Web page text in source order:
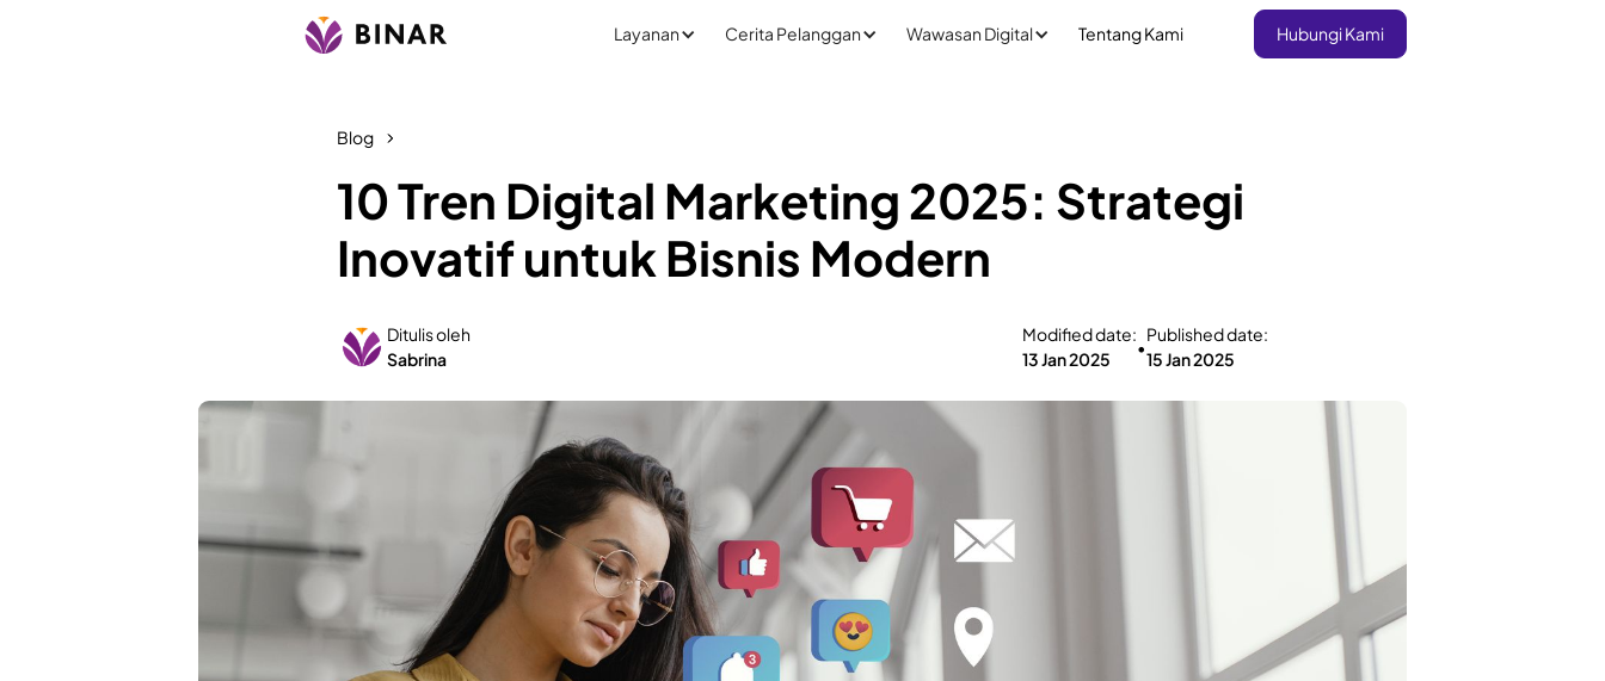
Layanan Cerita Pelanggan Wawasan Digital Tentang Kami Hubungi Kami
Blog
10 Tren Digital Marketing 2025: Strategi
Inovatif untuk Bisnis Modern
Ditulis oleh
Sabrina
Modified date:
13 Jan 2025
•
Published date:
15 Jan 2025